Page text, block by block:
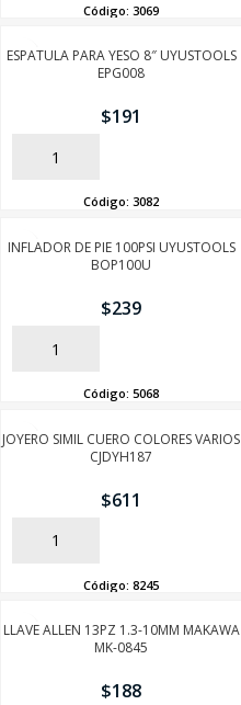
Código: 3069
ESPATULA PARA YESO 8″ UYUSTOOLS
EPG008
$191
AÑADIR
Código: 3082
INFLADOR DE PIE 100PSI UYUSTOOLS
BOP100U
$239
AÑADIR
Código: 5068
JOYERO SIMIL CUERO COLORES VARIOS
CJDYH187
$611
AÑADIR
Código: 8245
LLAVE ALLEN 13PZ 1.3-10MM MAKAWA
MK-0845
$188